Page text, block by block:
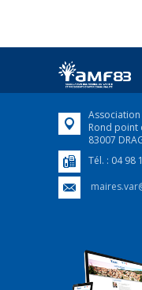
Rond point
83007
Tél. : 04 98